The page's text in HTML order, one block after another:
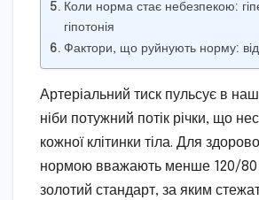
Коли норма стає небезпекою:
гіпотонія
Фактори, що руйнують норму: від
Артеріальний тиск пульсує в
ніби потужний потік річки, що
кожної клітинки тіла. Для
нормою вважають менше 120/80
золотий стандарт, за яким